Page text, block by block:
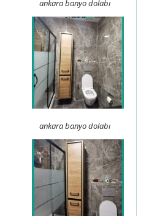
ankara banyo dolabı
ankara banyo dolabı